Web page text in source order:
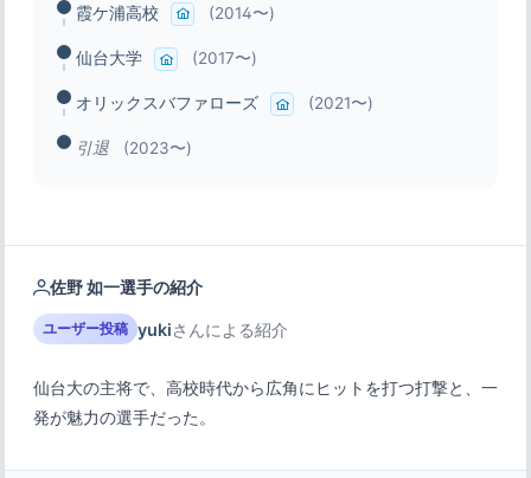
霞ケ浦高校 (2014〜)
仙台大学 (2017〜)
オリックスバファローズ (2021〜)
引退 (2023〜)
佐野 如一選手の紹介
ユーザー投稿 yukiさんによる紹介
仙台大の主将で、高校時代から広角にヒットを打つ打撃と、一
発が魅力の選手だった。